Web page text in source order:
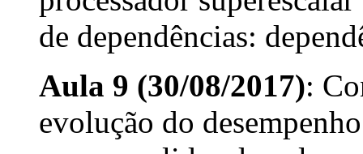
de dependências:
Aula 9 (30/08/2017):
evolução do